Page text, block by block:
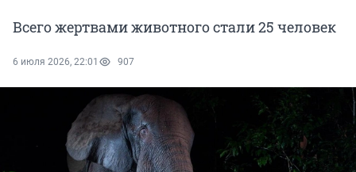
Всего жертвами животного стали 25 человек
6 июля 2026, 22:01 907